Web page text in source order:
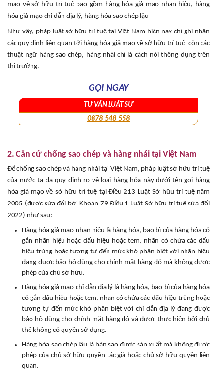
mạo về sở hữu trí tuệ bao gồm hàng hóa giả mạo nhãn hiệu, hàng
hóa giả mạo chỉ dẫn địa lý, hàng hóa sao chép lậu
Như vậy, pháp luật sở hữu trí tuệ tại Việt Nam hiện nay chỉ ghi nhận
các quy định liên quan tới hàng hóa giả mạo về sở hữu trí tuệ, còn các
thuật ngữ hàng sao chép, hàng nhái chỉ là cách nói thông dụng trên
thị trường.
GỌI NGAY
TƯ VẤN LUẬT SƯ
0878 548 558
2. Căn cứ chống sao chép và hàng nhái tại Việt Nam
Để chống sao chép và hàng nhái tại Việt Nam, pháp luật sở hữu trí tuệ
của nước ta đã quy định rõ về loại hàng hóa này dưới tên gọi hàng
hóa giả mạo về sở hữu trí tuệ tại Điều 213 Luật Sở hữu trí tuệ năm
2005 (được sửa đổi bởi Khoản 79 Điều 1 Luật Sở hữu trí tuệ sửa đổi
2022) như sau:
Hàng hóa giả mạo nhãn hiệu là hàng hóa, bao bì của hàng hóa có
gắn nhãn hiệu hoặc dấu hiệu hoặc tem, nhãn có chứa các dấu
hiệu trùng hoặc tương tự đến mức khó phân biệt với nhãn hiệu
đang được bảo hộ dùng cho chính mặt hàng đó mà không được
phép của chủ sở hữu.
Hàng hóa giả mạo chỉ dẫn địa lý là hàng hóa, bao bì của hàng hóa
có gắn dấu hiệu hoặc tem, nhãn có chứa các dấu hiệu trùng hoặc
tương tự đến mức khó phân biệt với chỉ dẫn địa lý đang được
bảo hộ dùng cho chính mặt hàng đó và được thực hiện bởi chủ
thể không có quyền sử dụng.
Hàng hóa sao chép lậu là bản sao được sản xuất mà không được
phép của chủ sở hữu quyền tác giả hoặc chủ sở hữu quyền liên
quan.